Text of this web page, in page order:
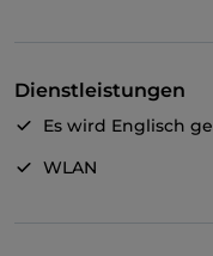
Dienstleistungen
Es wird Englisch
WLAN